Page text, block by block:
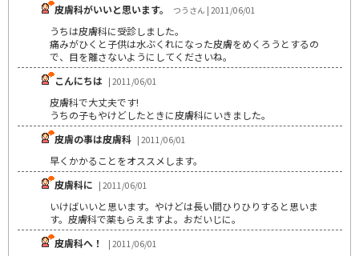
皮膚科がいいと思います。
つうさん | 2011/06/01
うちは皮膚科に受診しました。
痛みがひくと子供は水ぶくれになった皮膚をめくろうとするの
で、目を離さないようにしてくださいね。
こんにちは | 2011/06/01
皮膚科で大丈夫です!
うちの子もやけどしたときに皮膚科にいきました。
皮膚の事は皮膚科 | 2011/06/01
早くかかることをオススメします。
皮膚科に | 2011/06/01
いけばいいと思います。やけどは長い間ひりひりすると思いま
す。皮膚科で薬もらえますよ。おだいじに。
皮膚科へ！
| 2011/06/01